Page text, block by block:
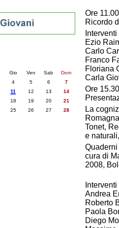
Ore 11.00
Ricordo
Ezio
Carlo
Franco
Floriana
Carla
Ore 15.30
La
Tonet,
e
cura di
2008,
Andrea
Roberto
Paola
Diego
Gio Ven Sab
Dom
4 5 6
7
11 12 13
14
18 19 20
21
25 26 27
28